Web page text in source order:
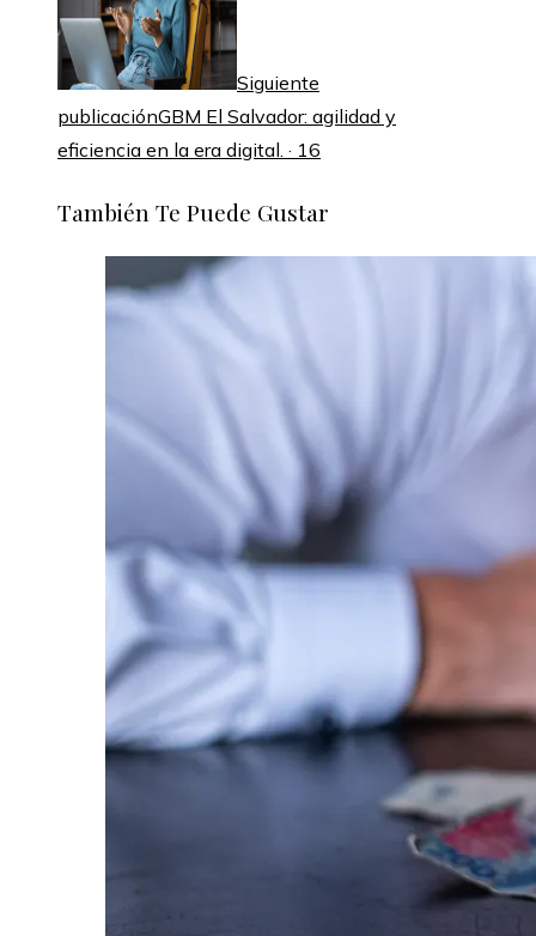
Siguiente
publicaciónGBM El Salvador: agilidad y
eficiencia en la era digital. · 16
También Te Puede Gustar